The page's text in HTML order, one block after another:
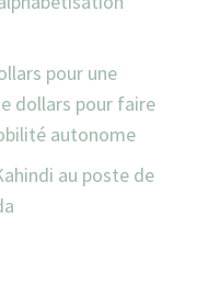
pour une
dollars pour faire
autonome
au poste de